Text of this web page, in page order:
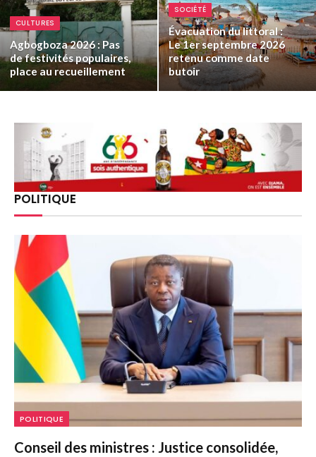
CULTURES
Agbogboza 2026 : Pas
de festivités populaires,
place au recueillement
SOCIÉTÉ
Évacuation du littoral :
Le 1er septembre 2026
retenu comme date
butoir
POLITIQUE
POLITIQUE
Conseil des ministres : Justice consolidée,